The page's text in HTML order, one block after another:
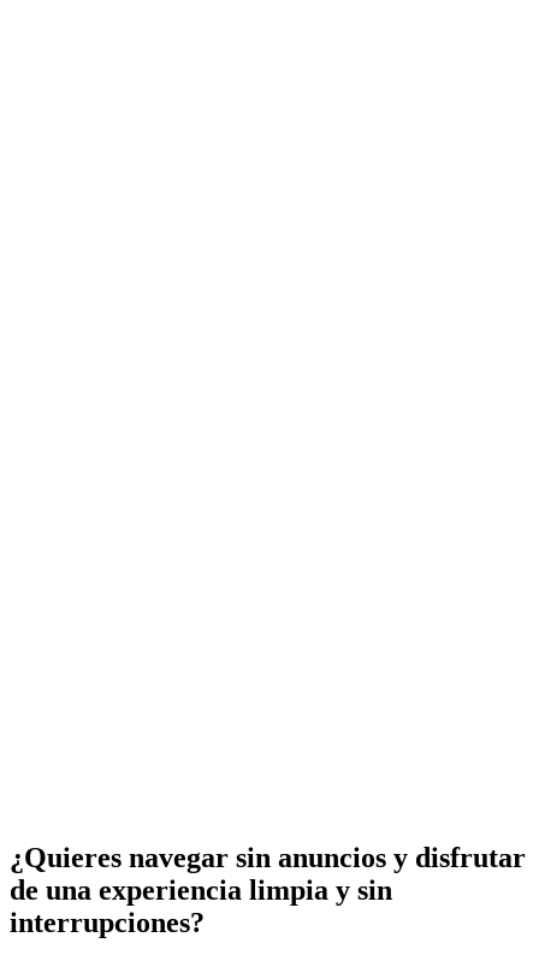
¿Quieres navegar sin anuncios y disfrutar
de una experiencia limpia y sin
interrupciones?